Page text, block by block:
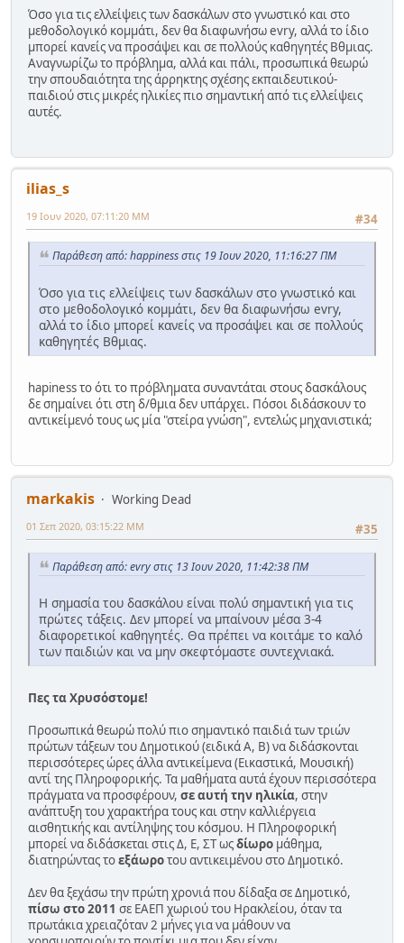
Όσο για τις ελλείψεις των δασκάλων στο γνωστικό και στο
μεθοδολογικό κομμάτι, δεν θα διαφωνήσω evry, αλλά το ίδιο
μπορεί κανείς να προσάψει και σε πολλούς καθηγητές Βθμιας.
Αναγνωρίζω το πρόβλημα, αλλά και πάλι, προσωπικά θεωρώ
την σπουδαιότητα της άρρηκτης σχέσης εκπαιδευτικού-
παιδιού στις μικρές ηλικίες πιο σημαντική από τις ελλείψεις
αυτές.
ilias_s
#34
19 Ιουν 2020, 07:11:20 ΜΜ
Παράθεση από: happiness στις 19 Ιουν 2020, 11:16:27 ΠΜ
Όσο για τις ελλείψεις των δασκάλων στο γνωστικό και
στο μεθοδολογικό κομμάτι, δεν θα διαφωνήσω evry,
αλλά το ίδιο μπορεί κανείς να προσάψει και σε πολλούς
καθηγητές Βθμιας.
hapiness το ότι το πρόβληματα συναντάται στους δασκάλους
δε σημαίνει ότι στη δ/θμια δεν υπάρχει. Πόσοι διδάσκουν το
αντικείμενό τους ως μία "στείρα γνώση", εντελώς μηχανιστικά;
markakis
Working Dead
#35
01 Σεπ 2020, 03:15:22 ΜΜ
Παράθεση από: evry στις 13 Ιουν 2020, 11:42:38 ΠΜ
Η σημασία του δασκάλου είναι πολύ σημαντική για τις
πρώτες τάξεις. Δεν μπορεί να μπαίνουν μέσα 3-4
διαφορετικοί καθηγητές. Θα πρέπει να κοιτάμε το καλό
των παιδιών και να μην σκεφτόμαστε συντεχνιακά.
Πες τα Χρυσόστομε!
Προσωπικά θεωρώ πολύ πιο σημαντικό παιδιά των τριών
πρώτων τάξεων του Δημοτικού (ειδικά Α, Β) να διδάσκονται
περισσότερες ώρες άλλα αντικείμενα (Εικαστικά, Μουσική)
αντί της Πληροφορικής. Τα μαθήματα αυτά έχουν περισσότερα
πράγματα να προσφέρουν, σε αυτή την ηλικία, στην
ανάπτυξη του χαρακτήρα τους και στην καλλιέργεια
αισθητικής και αντίληψης του κόσμου. Η Πληροφορική
μπορεί να διδάσκεται στις Δ, Ε, ΣΤ ωςδίωρο μάθημα,
διατηρώντας τοεξάωροτου αντικειμένου στο Δημοτικό.
Δεν θα ξεχάσω την πρώτη χρονιά που δίδαξα σε Δημοτικό,
πίσω στο 2011 σε ΕΑΕΠ χωριού του Ηρακλείου, όταν τα
πρωτάκια χρειαζόταν 2 μήνες για να μάθουν να